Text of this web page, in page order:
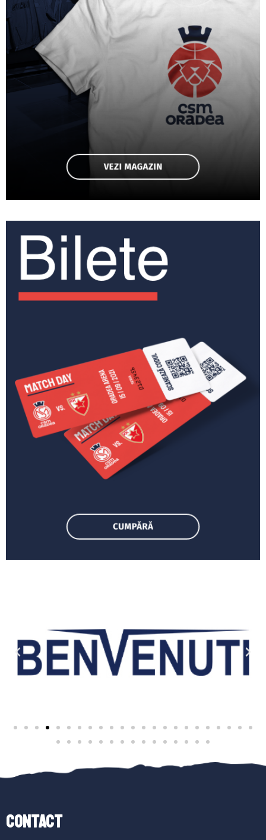
Contact